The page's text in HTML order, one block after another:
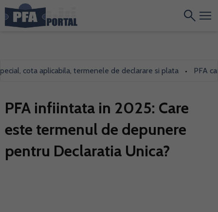
cota aplicabila, termenele de declarare si plata • PFA
PFA infiintata in 2025: Care
este termenul de depunere
pentru Declaratia Unica?